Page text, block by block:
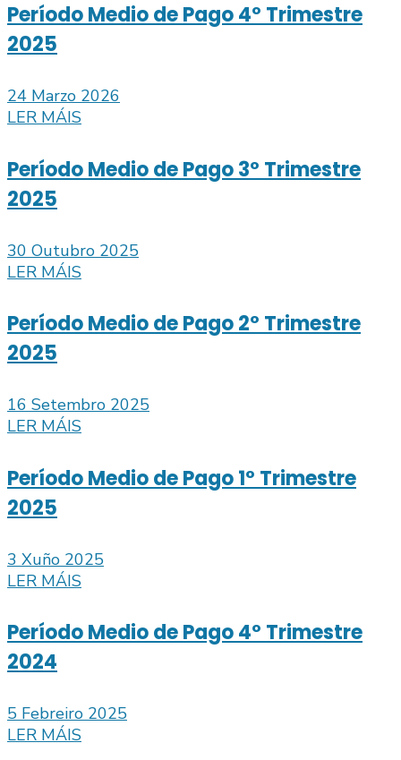
Período Medio de Pago 4º Trimestre
2025
24 Marzo 2026
LER MÁIS
Período Medio de Pago 3º Trimestre
2025
30 Outubro 2025
LER MÁIS
Período Medio de Pago 2º Trimestre
2025
16 Setembro 2025
LER MÁIS
Período Medio de Pago 1º Trimestre
2025
3 Xuño 2025
LER MÁIS
Período Medio de Pago 4º Trimestre
2024
5 Febreiro 2025
LER MÁIS